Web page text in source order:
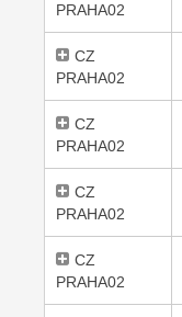
PRAHA02
CZ
PRAHA02
CZ
PRAHA02
CZ
PRAHA02
CZ
PRAHA02